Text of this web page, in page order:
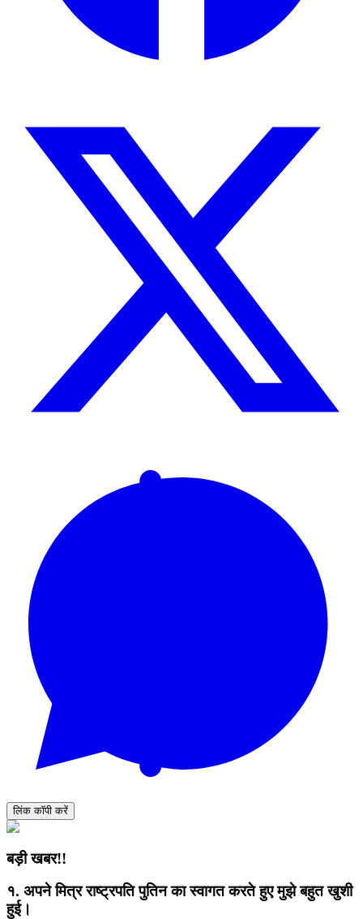
लिंक कॉपी करें
बड़ी खबर!!
१. अपने मित्र राष्ट्रपति पुतिन का स्वागत करते हुए मुझे बहुत खुशी
हुई।